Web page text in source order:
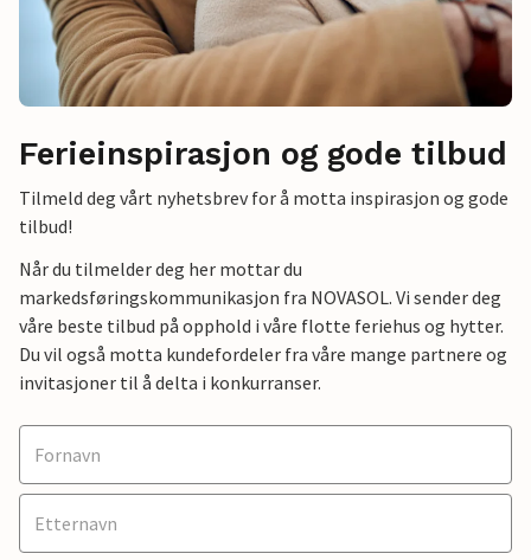
Ferieinspirasjon og gode tilbud
Tilmeld deg vårt nyhetsbrev for å motta inspirasjon og gode
tilbud!
Når du tilmelder deg her mottar du
markedsføringskommunikasjon fra NOVASOL. Vi sender deg
våre beste tilbud på opphold i våre flotte feriehus og hytter.
Du vil også motta kundefordeler fra våre mange partnere og
invitasjoner til å delta i konkurranser.